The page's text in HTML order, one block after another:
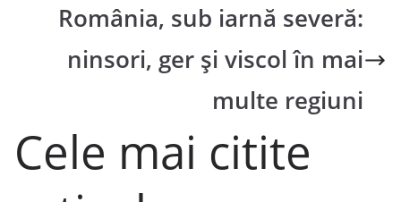
România, sub iarnă severă:
ninsori, ger și viscol în mai
multe regiuni
Cele mai citite